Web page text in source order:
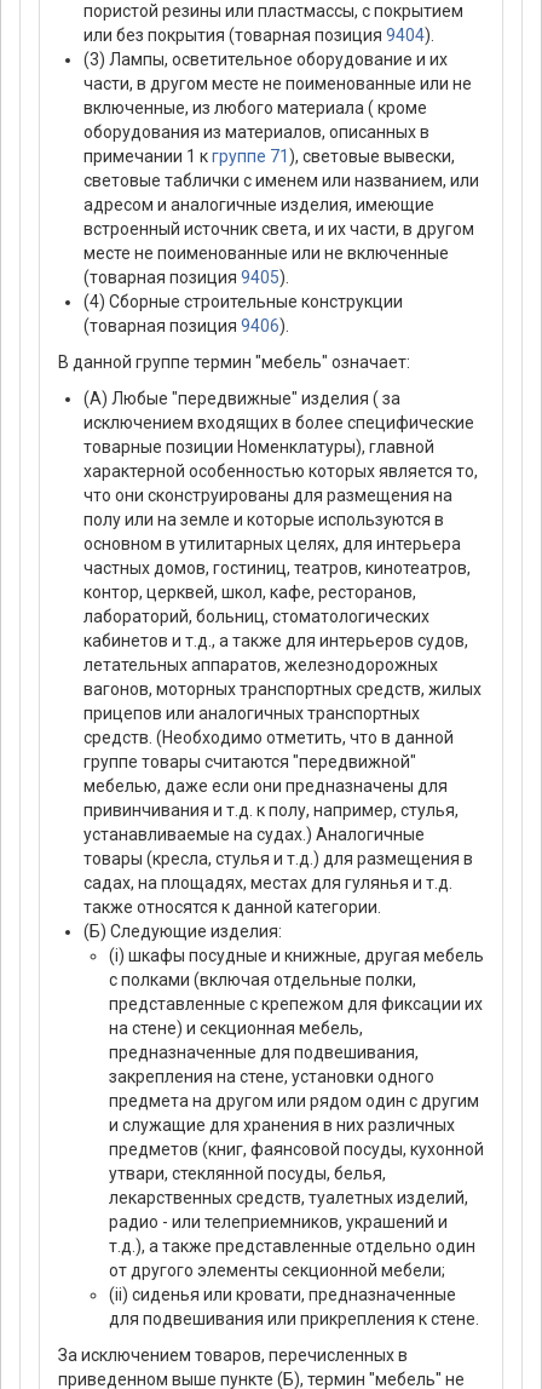
пористой резины или пластмассы, с покрытием
или без покрытия (товарная позиция 9404).
(3) Лампы, осветительное оборудование и их
части, в другом месте не поименованные или не
включенные, из любого материала ( кроме
оборудования из материалов, описанных в
примечании 1 кгруппе 71), световые вывески,
световые таблички с именем или названием, или
адресом и аналогичные изделия, имеющие
встроенный источник света, и их части, в другом
месте не поименованные или не включенные
(товарная позиция 9405).
(4) Сборные строительные конструкции
(товарная позиция 9406).
В данной группе термин "мебель" означает:
(А) Любые "передвижные" изделия ( за
исключением входящих в более специфические
товарные позиции Номенклатуры), главной
характерной особенностью которых является то,
что они сконструированы для размещения на
полу или на земле и которые используются в
основном в утилитарных целях, для интерьера
частных домов, гостиниц, театров, кинотеатров,
контор, церквей, школ, кафе, ресторанов,
лабораторий, больниц, стоматологических
кабинетов и т.д., а также для интерьеров судов,
летательных аппаратов, железнодорожных
вагонов, моторных транспортных средств, жилых
прицепов или аналогичных транспортных
средств. (Необходимо отметить, что в данной
группе товары считаются "передвижной"
мебелью, даже если они предназначены для
привинчивания и т.д. к полу, например, стулья,
устанавливаемые на судах.) Аналогичные
товары (кресла, стулья и т.д.) для размещения в
садах, на площадях, местах для гулянья и т.д.
также относятся к данной категории.
(Б) Следующие изделия:
(i) шкафы посудные и книжные, другая мебель
с полками (включая отдельные полки,
представленные с крепежом для фиксации их
на стене) и секционная мебель,
предназначенные для подвешивания,
закрепления на стене, установки одного
предмета на другом или рядом один с другим
и служащие для хранения в них различных
предметов (книг, фаянсовой посуды, кухонной
утвари, стеклянной посуды, белья,
лекарственных средств, туалетных изделий,
радио - или телеприемников, украшений и
т.д.), а также представленные отдельно один
от другого элементы секционной мебели;
(ii) сиденья или кровати, предназначенные
для подвешивания или прикрепления к стене.
За исключением товаров, перечисленных в
приведенном выше пункте (Б), термин "мебель" не